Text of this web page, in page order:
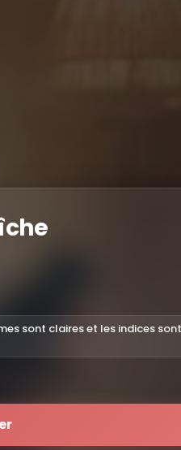
sont claires et les indices sont